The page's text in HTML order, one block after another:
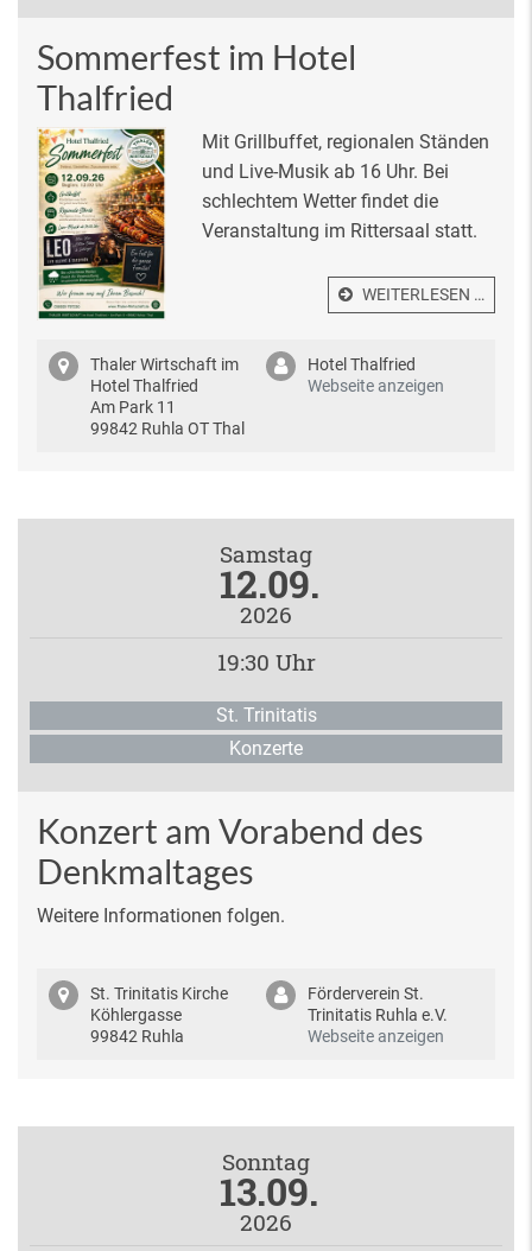
Sommerfest im Hotel
Thalfried
Mit Grillbuffet, regionalen Ständen
und Live-Musik ab 16 Uhr. Bei
schlechtem Wetter findet die
Veranstaltung im Rittersaal statt.
WEITERLESEN …
Thaler Wirtschaft im
Hotel Thalfried
Am Park 11
99842 Ruhla OT Thal
Hotel Thalfried
Webseite anzeigen
Samstag
12.09.
2026
19:30 Uhr
St. Trinitatis
Konzerte
Konzert am Vorabend des
Denkmaltages
Weitere Informationen folgen.
St. Trinitatis Kirche
Köhlergasse
99842 Ruhla
Förderverein St.
Trinitatis Ruhla e.V.
Webseite anzeigen
Sonntag
13.09.
2026